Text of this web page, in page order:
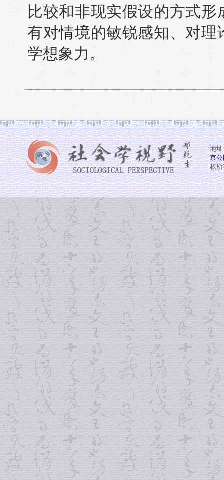
比较和非现实假设的方式
有对情境的敏锐感知、对
学想象力。
地
京
权